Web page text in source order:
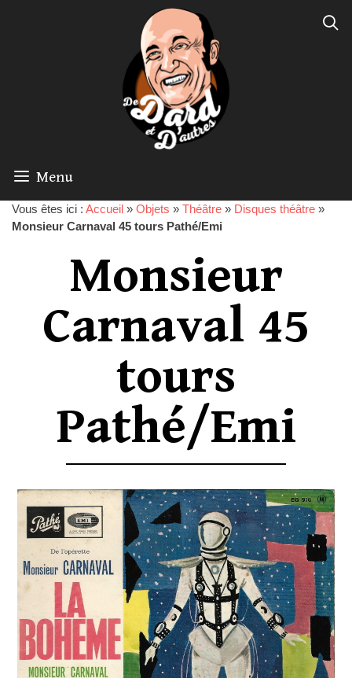
Menu
Vous êtes ici : Accueil » Objets » Théâtre » Disques théâtre »
Monsieur Carnaval 45 tours Pathé/Emi
Monsieur
Carnaval 45
tours
Pathé/Emi